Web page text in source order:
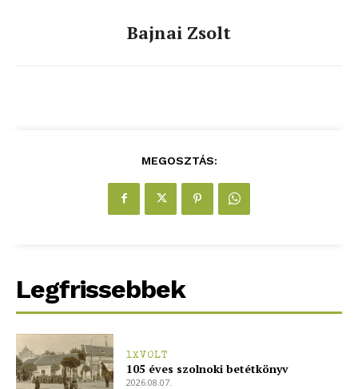
Bajnai Zsolt
MEGOSZTÁS:
Legfrissebbek
1XVOLT
105 éves szolnoki betétkönyv
2026.08.07.